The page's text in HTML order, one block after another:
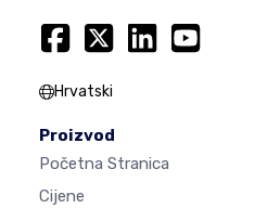
Hrvatski
Proizvod
Početna Stranica
Cijene